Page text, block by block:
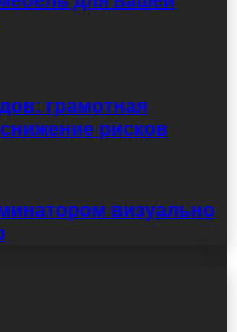
грамотная
рисков
визуально